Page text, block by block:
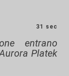
31 sec
entrano
Platek